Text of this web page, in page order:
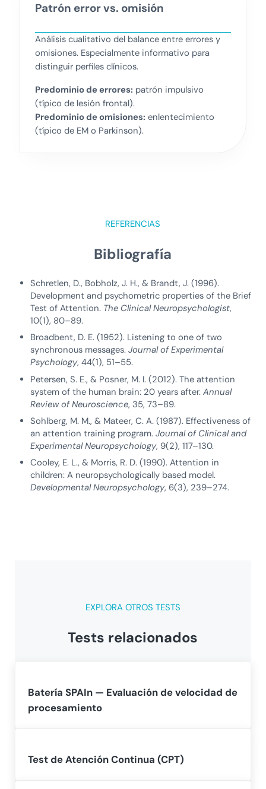
Patrón error vs. omisión
Análisis cualitativo del balance entre errores y
omisiones. Especialmente informativo para
distinguir perfiles clínicos.
Predominio de errores: patrón impulsivo
(típico de lesión frontal).
Predominio de omisiones: enlentecimiento
(típico de EM o Parkinson).
REFERENCIAS
Bibliografía
Schretlen, D., Bobholz, J. H., & Brandt, J. (1996).
Development and psychometric properties of the Brief
Test of Attention. The Clinical Neuropsychologist,
10(1), 80–89.
Broadbent, D. E. (1952). Listening to one of two
synchronous messages. Journal of Experimental
Psychology, 44(1), 51–55.
Petersen, S. E., & Posner, M. I. (2012). The attention
system of the human brain: 20 years after. Annual
Review of Neuroscience, 35, 73–89.
Sohlberg, M. M., & Mateer, C. A. (1987). Effectiveness of
an attention training program. Journal of Clinical and
Experimental Neuropsychology, 9(2), 117–130.
Cooley, E. L., & Morris, R. D. (1990). Attention in
children: A neuropsychologically based model.
Developmental Neuropsychology, 6(3), 239–274.
EXPLORA OTROS TESTS
Tests relacionados
Batería SPAIn — Evaluación de velocidad de
procesamiento
Test de Atención Continua (CPT)